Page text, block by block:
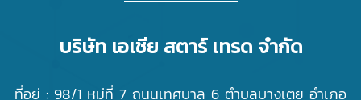
บริษัท เอเชีย สตาร์ เทรด จำกัด
ที่อยู่ : 98/1 หมู่ที่ 7 ถนนเทศบาล 6 ตำบลบางเตย อำเภอ